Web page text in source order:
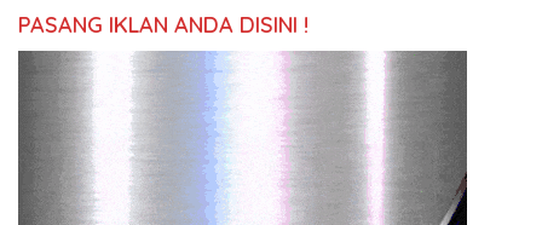
PASANG IKLAN ANDA DISINI !